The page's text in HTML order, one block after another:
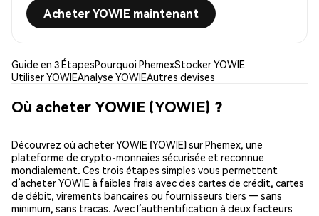
Acheter YOWIE maintenant
Guide en 3 ÉtapesPourquoi PhemexStocker YOWIE
Utiliser YOWIEAnalyse YOWIEAutres devises
Où acheter YOWIE (YOWIE) ?
Découvrez où acheter YOWIE (YOWIE) sur Phemex, une
plateforme de crypto-monnaies sécurisée et reconnue
mondialement. Ces trois étapes simples vous permettent
d’acheter YOWIE à faibles frais avec des cartes de crédit, cartes
de débit, virements bancaires ou fournisseurs tiers — sans
minimum, sans tracas. Avec l’authentification à deux facteurs